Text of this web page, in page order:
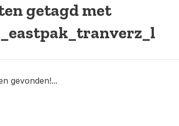
getagd met
gevonden!...